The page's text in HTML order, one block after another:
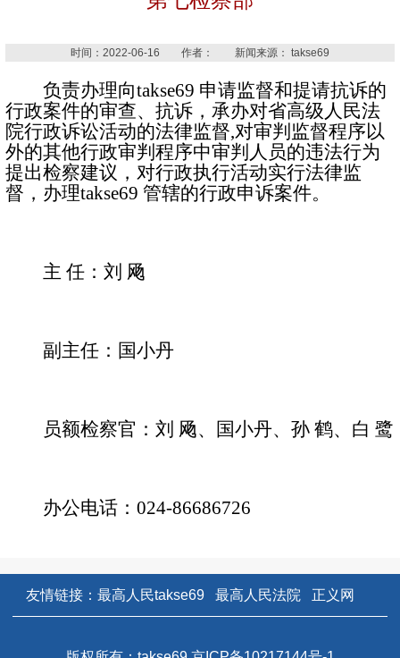
时间：2022-06-16 作者： 新闻来源： takse69
负责办理向takse69 申请监督和提请抗诉的
行政案件的审查、抗诉，承办对省高级人民法
院行政诉讼活动的法律监督,对审判监督程序以
外的其他行政审判程序中审判人员的违法行为
提出检察建议，对行政执行活动实行法律监
督，办理takse69 管辖的行政申诉案件。
主 任：刘 飏
副主任：国小丹
员额检察官：刘 飏、国小丹、孙 鹤、白 鹭
办公电话：024-86686726
友情链接： 最高人民takse69 最高人民法院 正义网